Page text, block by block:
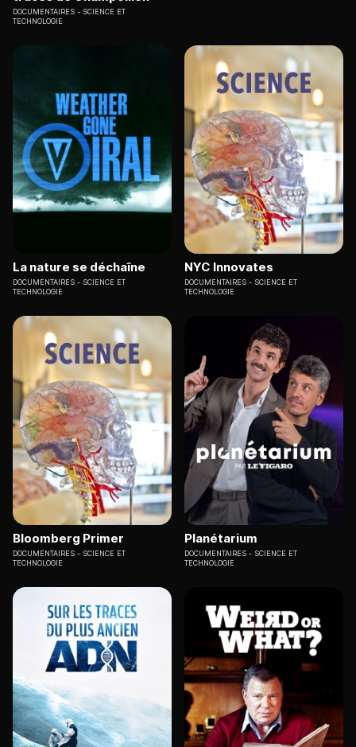
DOCUMENTAIRES
SCIENCE ET
TECHNOLOGIE
La nature se déchaîne
DOCUMENTAIRES
SCIENCE ET
TECHNOLOGIE
NYC Innovates
DOCUMENTAIRES
SCIENCE ET
TECHNOLOGIE
Bloomberg Primer
DOCUMENTAIRES
SCIENCE ET
TECHNOLOGIE
Planétarium
DOCUMENTAIRES
SCIENCE ET
TECHNOLOGIE